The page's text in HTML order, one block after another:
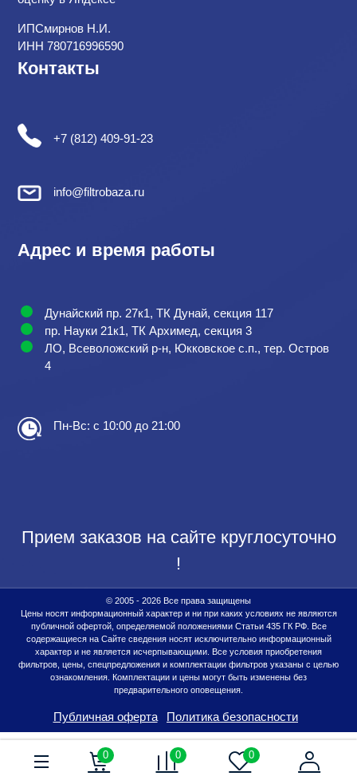
ИПСмирнов Н.И.
ИНН 780716996590
Контакты
+7 (812) 409-91-23
info@filtrobaza.ru
Адрес и время работы
Дунайский пр. 27к1, ТК Дунай, секция 117
пр. Науки 21к1, ТК Архимед, секция 3
ЛО, Всеволожский р-н, Юкковское с.п., тер. Остров
4
Пн-Вс: с 10:00 до 21:00
Прием заказов на сайте круглосуточно
!
© 2005 - 2026 Все права защищены
Цены носят информационный характер и ни при каких условиях не являются
публичной офертой, определяемой положениями Статьи 435 ГК РФ. Все
содержащиеся на Сайте сведения носят исключительно информационный
характер и не является исчерпывающими. Все условия приобретения
фильтров, цены, спецпредложения и комплектации фильтров указаны с целью
ознакомления. Комплектации и цены могут быть изменены без
предварительного оповещения.
Публичная оферта Политика безопасности
0 0 0